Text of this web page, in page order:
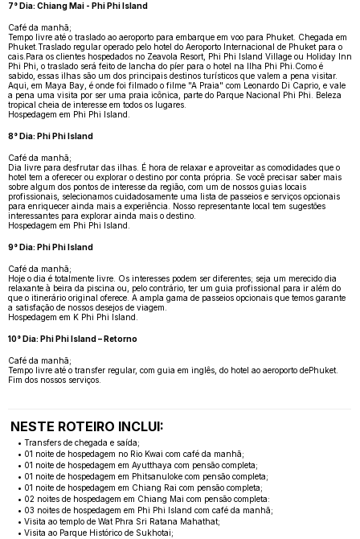
NESTE ROTEIRO INCLUI:
• Transfers de chegada e saída;
• 01 noite de hospedagem no Rio Kwai com café da manhã;
• 01 noite de hospedagem em Ayutthaya com pensão completa;
• 01 noite de hospedagem em Phitsanuloke com pensão completa;
• 01 noite de hospedagem em Chiang Rai com pensão completa;
• 02 noites de hospedagem em Chiang Mai com pensão completa:
• 03 noites de hospedagem em Phi Phi Island com café da manhã;
• Visita ao templo de Wat Phra Sri Ratana Mahathat;
• Visita ao Parque Histórico de Sukhotai;
7° Dia: Chiang Mai - Phi Phi Island
Café da manhã;
Tempo livre até o traslado ao aeroporto para embarque em voo para Phuket. Chegada em
Phuket.Traslado regular operado pelo hotel do Aeroporto Internacional de Phuket para o
cais.Para os clientes hospedados no Zeavola Resort, Phi Phi Island Village ou Holiday Inn
Phi Phi, o traslado será feito de lancha do píer para o hotel na Ilha Phi Phi.Como é
sabido, essas ilhas são um dos principais destinos turísticos que valem a pena visitar.
Aqui, em Maya Bay, é onde foi filmado o filme "A Praia" com Leonardo Di Caprio, e vale
a pena uma visita por ser uma praia icônica, parte do Parque Nacional Phi Phi. Beleza
tropical cheia de interesse em todos os lugares.
Hospedagem em Phi Phi Island.
8° Dia: Phi Phi Island
Café da manhã;
Dia livre para desfrutar das ilhas. É hora de relaxar e aproveitar as comodidades que o
hotel tem a oferecer ou explorar o destino por conta própria. Se você precisar saber mais
sobre algum dos pontos de interesse da região, com um de nossos guias locais
profissionais, selecionamos cuidadosamente uma lista de passeios e serviços opcionais
para enriquecer ainda mais a experiência. Nosso representante local tem sugestões
interessantes para explorar ainda mais o destino.
Hospedagem em Phi Phi Island.
9° Dia: Phi Phi Island
Café da manhã;
Hoje o dia é totalmente livre. Os interesses podem ser diferentes; seja um merecido dia
relaxante à beira da piscina ou, pelo contrário, ter um guia profissional para ir além do
que o itinerário original oferece. A ampla gama de passeios opcionais que temos garante
a satisfação de nossos desejos de viagem.
Hospedagem em K Phi Phi Island.
10° Dia: Phi Phi Island – Retorno
Café da manhã;
Tempo livre até o transfer regular, com guia em inglês, do hotel ao aeroporto dePhuket.
Fim dos nossos serviços.